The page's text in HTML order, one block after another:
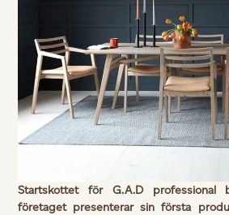
Startskottet för G.A.D
företaget presenterar sin första